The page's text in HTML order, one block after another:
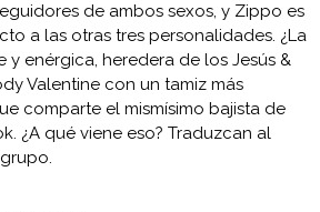
de ambos sexos, y Zippo es
a las otras tres personalidades. ¿La
y enérgica, heredera de los Jesús &
Valentine con un tamiz más
comparte el mismísimo bajista de
¿A qué viene eso? Traduzcan al